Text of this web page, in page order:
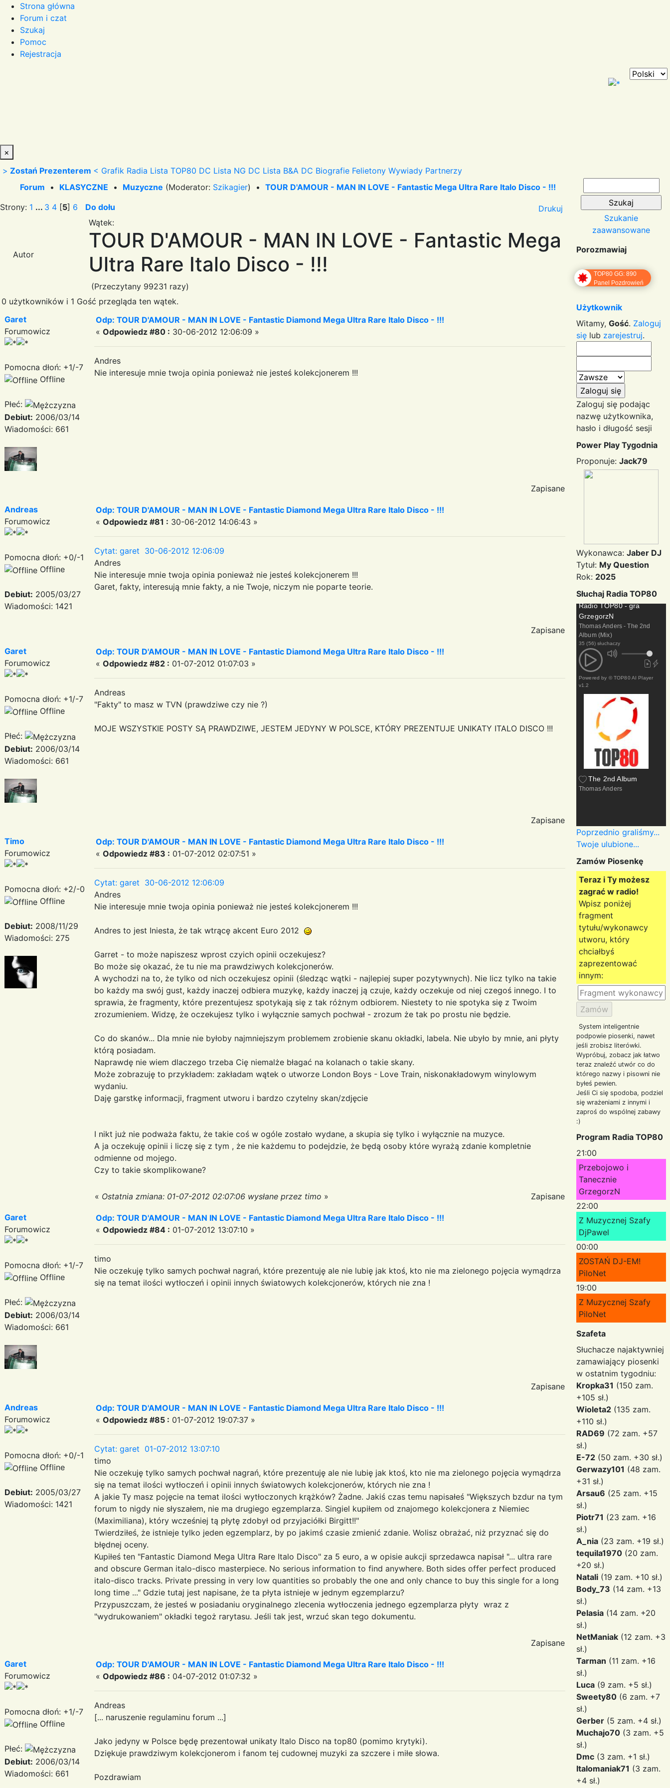
Strona główna
Forum i czat
Szukaj
Pomoc
Rejestracja
×
> Zostań Prezenterem < Grafik Radia Lista TOP80 DC Lista NG DC Lista B&A DC Biografie Felietony Wywiady Partnerzy
Forum • KLASYCZNE • Muzyczne (Moderator: Szikagier) • TOUR D'AMOUR - MAN IN LOVE - Fantastic Mega Ultra Rare Italo Disco - !!!
Strony: 1 ... 3 4 [5] 6 Do dołu Drukuj
Autor
Wątek:
TOUR D'AMOUR - MAN IN LOVE - Fantastic Mega
Ultra Rare Italo Disco - !!!
(Przeczytany 99231 razy)
0 użytkowników i 1 Gość przegląda ten wątek.
Garet
Forumowicz
Pomocna dłoń: +1/-7
Offline
Płeć:
Debiut: 2006/03/14
Wiadomości: 661
Odp: TOUR D'AMOUR - MAN IN LOVE - Fantastic Diamond Mega Ultra Rare Italo Disco - !!!
« Odpowiedz #80 : 30-06-2012 12:06:09 »
Andres
Nie interesuje mnie twoja opinia ponieważ nie jesteś kolekcjonerem !!!
Zapisane
Andreas
Forumowicz
Pomocna dłoń: +0/-1
Offline
Debiut: 2005/03/27
Wiadomości: 1421
Odp: TOUR D'AMOUR - MAN IN LOVE - Fantastic Diamond Mega Ultra Rare Italo Disco - !!!
« Odpowiedz #81 : 30-06-2012 14:06:43 »
Cytat: garet 30-06-2012 12:06:09
Andres
Nie interesuje mnie twoja opinia ponieważ nie jesteś kolekcjonerem !!!
Garet, fakty, interesują mnie fakty, a nie Twoje, niczym nie poparte teorie.
Zapisane
Garet
Forumowicz
Pomocna dłoń: +1/-7
Offline
Płeć:
Debiut: 2006/03/14
Wiadomości: 661
Odp: TOUR D'AMOUR - MAN IN LOVE - Fantastic Diamond Mega Ultra Rare Italo Disco - !!!
« Odpowiedz #82 : 01-07-2012 01:07:03 »
Andreas
"Fakty" to masz w TVN (prawdziwe czy nie ?)
MOJE WSZYSTKIE POSTY SĄ PRAWDZIWE, JESTEM JEDYNY W POLSCE, KTÓRY PREZENTUJE UNIKATY ITALO DISCO !!!
Zapisane
Timo
Forumowicz
Pomocna dłoń: +2/-0
Offline
Debiut: 2008/11/29
Wiadomości: 275
Odp: TOUR D'AMOUR - MAN IN LOVE - Fantastic Diamond Mega Ultra Rare Italo Disco - !!!
« Odpowiedz #83 : 01-07-2012 02:07:51 »
Cytat: garet 30-06-2012 12:06:09
Andres
Nie interesuje mnie twoja opinia ponieważ nie jesteś kolekcjonerem !!!
Andres to jest Iniesta, że tak wtrącę akcent Euro 2012
Garret - to może napiszesz wprost czyich opinii oczekujesz?
Bo może się okazać, że tu nie ma prawdziwych kolekcjonerów.
A wychodzi na to, że tylko od nich oczekujesz opinii (śledząc wątki - najlepiej super pozytywnych). Nie licz tylko na takie
bo każdy ma swój gust, każdy inaczej odbiera muzykę, każdy inaczej ją czuje, każdy oczekuje od niej czegoś innego. I to
sprawia, że fragmenty, które prezentujesz spotykają się z tak różnym odbiorem. Niestety to nie spotyka się z Twoim
zrozumieniem. Widzę, że oczekujesz tylko i wyłącznie samych pochwał - zrozum że tak po prostu nie będzie.
Co do skanów... Dla mnie nie byłoby najmniejszym problemem zrobienie skanu okładki, labela. Nie ubyło by mnie, ani płyty
którą posiadam.
Naprawdę nie wiem dlaczego trzeba Cię niemalże błagać na kolanach o takie skany.
Może zobrazuję to przykładem: zakładam wątek o utworze London Boys - Love Train, niskonakładowym winylowym
wydaniu.
Daję garstkę informacji, fragment utworu i bardzo czytelny skan/zdjęcie
I nikt już nie podważa faktu, że takie coś w ogóle zostało wydane, a skupia się tylko i wyłącznie na muzyce.
A ja oczekuję opinii i liczę się z tym , że nie każdemu to podejdzie, że będą osoby które wyrażą zdanie kompletnie
odmienne od mojego.
Czy to takie skomplikowane?
« Ostatnia zmiana: 01-07-2012 02:07:06 wysłane przez timo » Zapisane
Garet
Forumowicz
Pomocna dłoń: +1/-7
Offline
Płeć:
Debiut: 2006/03/14
Wiadomości: 661
Odp: TOUR D'AMOUR - MAN IN LOVE - Fantastic Diamond Mega Ultra Rare Italo Disco - !!!
« Odpowiedz #84 : 01-07-2012 13:07:10 »
timo
Nie oczekuję tylko samych pochwał nagrań, które prezentuję ale nie lubię jak ktoś, kto nie ma zielonego pojęcia wymądrza
się na temat ilości wytłoczeń i opinii innych światowych kolekcjonerów, których nie zna !
Zapisane
Andreas
Forumowicz
Pomocna dłoń: +0/-1
Offline
Debiut: 2005/03/27
Wiadomości: 1421
Odp: TOUR D'AMOUR - MAN IN LOVE - Fantastic Diamond Mega Ultra Rare Italo Disco - !!!
« Odpowiedz #85 : 01-07-2012 19:07:37 »
Cytat: garet 01-07-2012 13:07:10
timo
Nie oczekuję tylko samych pochwał nagrań, które prezentuję ale nie lubię jak ktoś, kto nie ma zielonego pojęcia wymądrza
się na temat ilości wytłoczeń i opinii innych światowych kolekcjonerów, których nie zna !
A jakie Ty masz pojęcie na temat ilości wytłoczonych krążków? Żadne. Jakiś czas temu napisałeś "Większych bzdur na tym
forum to nigdy nie słyszałem, nie ma drugiego egzemplarza. Singiel kupiłem od znajomego kolekcjonera z Niemiec
(Maximiliana), który wcześniej tą płytę zdobył od przyjaciółki Birgitt!!"
Twierdziłeś, że istnieje tylko jeden egzemplarz, by po jakimś czasie zmienić zdanie. Wolisz obrażać, niż przyznać się do
błędnej oceny.
Kupiłeś ten "Fantastic Diamond Mega Ultra Rare Italo Disco" za 5 euro, a w opisie aukcji sprzedawca napisał "... ultra rare
and obscure German italo-disco masterpiece. No serious information to find anywhere. Both sides offer perfect produced
italo-disco tracks. Private pressing in very low quantities so probably the one and only chance to buy this single for a long
long time ..." Gdzie tutaj jest napisane, że ta płyta istnieje w jednym egzemplarzu?
Przypuszczam, że jesteś w posiadaniu oryginalnego zlecenia wytłoczenia jednego egzemplarza płyty wraz z
"wydrukowaniem" okładki tegoż rarytasu. Jeśli tak jest, wrzuć skan tego dokumentu.
Zapisane
Garet
Forumowicz
Pomocna dłoń: +1/-7
Offline
Płeć:
Debiut: 2006/03/14
Wiadomości: 661
Odp: TOUR D'AMOUR - MAN IN LOVE - Fantastic Diamond Mega Ultra Rare Italo Disco - !!!
« Odpowiedz #86 : 04-07-2012 01:07:32 »
Andreas
[... naruszenie regulaminu forum ...]
Jako jedyny w Polsce będę prezentował unikaty Italo Disco na top80 (pomimo krytyki).
Dziękuje prawdziwym kolekcjonerom i fanom tej cudownej muzyki za szczere i miłe słowa.
Pozdrawiam
Szukanie
zaawansowane
Porozmawiaj
TOP80 GG: 890
Panel Pozdrowień
Użytkownik
Witamy, Gość. Zaloguj
się lub zarejestruj.
Zaloguj się podając
nazwę użytkownika,
hasło i długość sesji
Power Play Tygodnia
Proponuje: Jack79
Wykonawca: Jaber DJ
Tytuł: My Question
Rok: 2025
Słuchaj Radia TOP80
Radio TOP80 - gra
GrzegorzN
Thomas Anders - The 2nd
Album (Mix)
35 (56) słuchaczy
Powered by © TOP80 AI Player
v1.2
The 2nd Album
Thomas Anders
Poprzednio graliśmy...
Twoje ulubione...
Zamów Piosenkę
Teraz i Ty możesz
zagrać w radio!
Wpisz poniżej
fragment
tytułu/wykonawcy
utworu, który
chciałbyś
zaprezentować
innym:
System inteligentnie
podpowie piosenki, nawet
jeśli zrobisz literówki.
Wypróbuj, zobacz jak łatwo
teraz znaleźć utwór co do
którego nazwy i pisowni nie
byłeś pewien.
Jeśli Ci się spodoba, podziel
się wrażeniami z innymi i
zaproś do wspólnej zabawy
:)
Program Radia TOP80
21:00
Przebojowo i
Tanecznie
GrzegorzN
22:00
Z Muzycznej Szafy
DjPawel
00:00
ZOSTAŃ DJ-EM!
PiloNet
19:00
Z Muzycznej Szafy
PiloNet
Szafeta
Słuchacze najaktywniej
zamawiający piosenki
w ostatnim tygodniu:
Kropka31 (150 zam.
+105 sł.)
Wioleta2 (135 zam.
+110 sł.)
RAD69 (72 zam. +57
sł.)
E-72 (50 zam. +30 sł.)
Gerwazy101 (48 zam.
+31 sł.)
Arsau6 (25 zam. +15
sł.)
Piotr71 (23 zam. +16
sł.)
A_nia (23 zam. +19 sł.)
tequila1970 (20 zam.
+20 sł.)
Natali (19 zam. +10 sł.)
Body_73 (14 zam. +13
sł.)
Pelasia (14 zam. +20
sł.)
NetManiak (12 zam. +3
sł.)
Tarman (11 zam. +16
sł.)
Luca (9 zam. +5 sł.)
Sweety80 (6 zam. +7
sł.)
Gerber (5 zam. +4 sł.)
Muchajo70 (3 zam. +5
sł.)
Dmc (3 zam. +1 sł.)
Italomaniak71 (3 zam.
+4 sł.)